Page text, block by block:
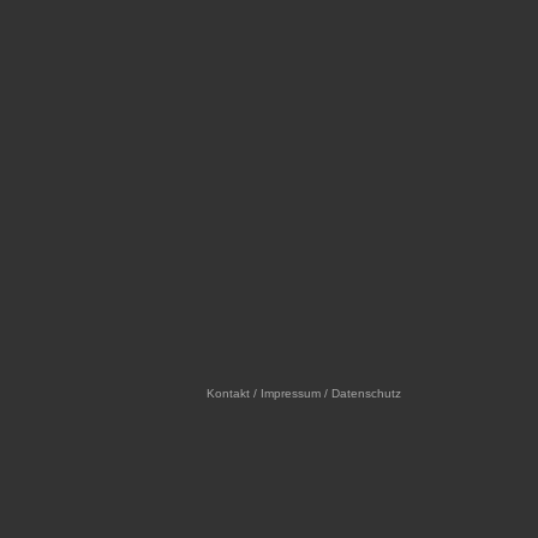
Kontakt / Impressum / Datenschutz